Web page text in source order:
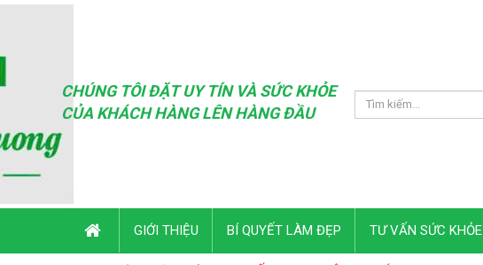
CHÚNG TÔI ĐẶT UY TÍN VÀ SỨC KHỎE
CỦA KHÁCH HÀNG LÊN HÀNG ĐẦU
GIỚI THIỆU BÍ QUYẾT LÀM ĐẸP TƯ VẤN SỨC KHỎE